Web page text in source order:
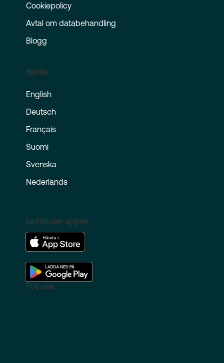
Cookiepolicy
Avtal om databehandling
Blogg
Språk
English
Deutsch
Français
Suomi
Svenska
Nederlands
Ladda ner appen
Följ oss